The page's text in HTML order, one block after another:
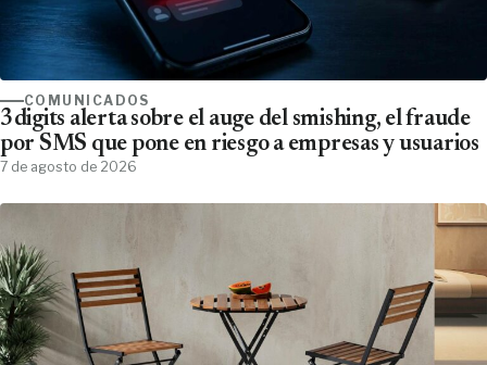
COMUNICADOS
3digits alerta sobre el auge del smishing, el fraude
por SMS que pone en riesgo a empresas y usuarios
7 de agosto de 2026